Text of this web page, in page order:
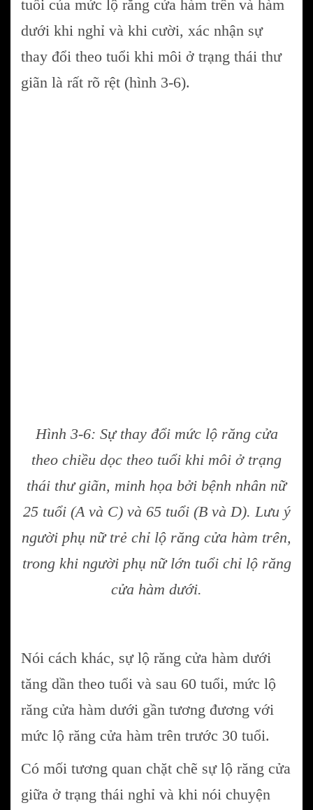
tuổi của mức lộ răng cửa hàm trên và hàm
dưới khi nghỉ và khi cười, xác nhận sự
thay đổi theo tuổi khi môi ở trạng thái thư
giãn là rất rõ rệt (hình 3-6).
Hình 3-6: Sự thay đổi mức lộ răng cửa
theo chiều dọc theo tuổi khi môi ở trạng
thái thư giãn, minh họa bởi bệnh nhân nữ
25 tuổi (A và C) và 65 tuổi (B và D). Lưu ý
người phụ nữ trẻ chỉ lộ răng cửa hàm trên,
trong khi người phụ nữ lớn tuổi chỉ lộ răng
cửa hàm dưới.
Nói cách khác, sự lộ răng cửa hàm dưới
tăng dần theo tuổi và sau 60 tuổi, mức lộ
răng cửa hàm dưới gần tương đương với
mức lộ răng cửa hàm trên trước 30 tuổi.
Có mối tương quan chặt chẽ sự lộ răng cửa
giữa ở trạng thái nghỉ và khi nói chuyện